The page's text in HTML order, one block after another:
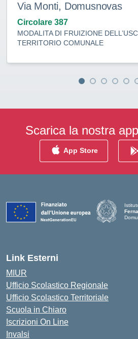
Via Monti, Domusnovas
Circolare 387
MODALITA DI FRUIZIONE
TERRITORIO COMUNALE
Scarica la nostra
App Store
Link Esterni
MIUR
Ufficio Scolastico Regionale
Ufficio Scolastico Territoriale
Scuola in Chiaro
Iscrizioni On Line
Invalsi